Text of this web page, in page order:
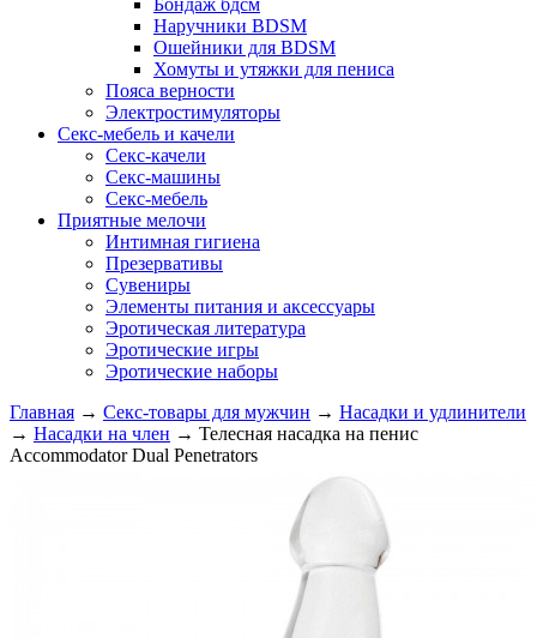
Бондаж бдсм
Наручники BDSM
Ошейники для BDSM
Хомуты и утяжки для пениса
Пояса верности
Электростимуляторы
Секс-мебель и качели
Секс-качели
Секс-машины
Секс-мебель
Приятные мелочи
Интимная гигиена
Презервативы
Сувениры
Элементы питания и аксессуары
Эротическая литература
Эротические игры
Эротические наборы
Главная → Секс-товары для мужчин → Насадки и удлинители
→ Насадки на член → Телесная насадка на пенис
Accommodator Dual Penetrators